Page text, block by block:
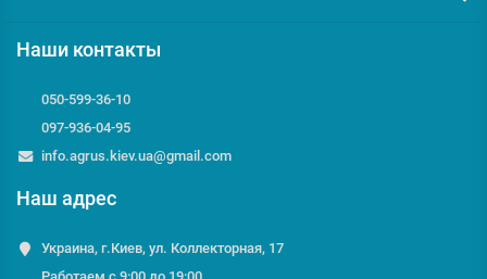
Наши контакты
050-599-36-10
097-936-04-95
info.agrus.kiev.ua@gmail.com
Наш адрес
Украина, г.Киев, ул. Коллекторная, 17